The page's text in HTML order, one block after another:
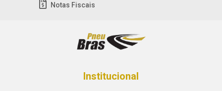
Notas Fiscais
Institucional